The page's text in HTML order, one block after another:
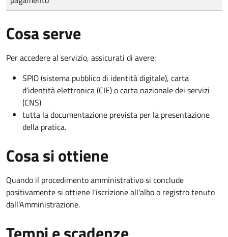
Cosa serve
Per accedere al servizio, assicurati di avere:
SPID (sistema pubblico di identità digitale), carta
d’identità elettronica (CIE) o carta nazionale dei servizi
(CNS)
tutta la documentazione prevista per la presentazione
della pratica.
Cosa si ottiene
Quando il procedimento amministrativo si conclude
positivamente si ottiene l'iscrizione all'albo o registro tenuto
dall'Amministrazione.